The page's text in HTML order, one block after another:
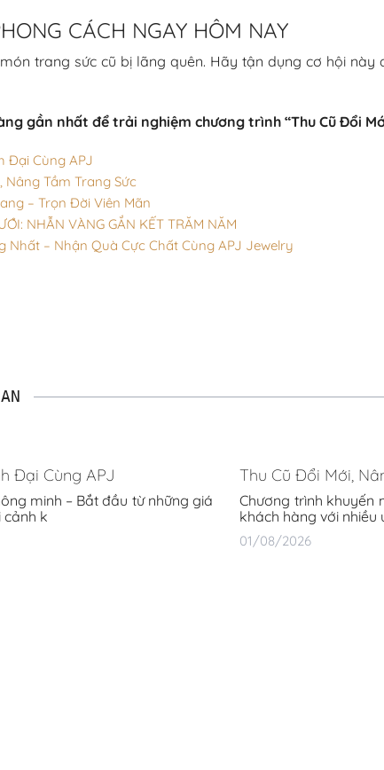
CÁCH NGAY HÔM NAY
trang sức cũ bị lãng quên. Hãy tận dụng cơ hội
gần nhất để trải nghiệm chương trình “Thu Cũ Đổi
Đại Cùng APJ
Nâng Tầm Trang Sức
– Trọn Đời Viên Mãn
NHẪN VÀNG GẮN KẾT TRĂM NĂM
Nhất – Nhận Quà Cực Chất Cùng APJ Jewelry
Đại Cùng APJ
minh – Bắt đầu từ những giá
cảnh k
Thu Cũ Đổi Mới,
Chương trình khuyến
khách hàng với nhiều
01/08/2026